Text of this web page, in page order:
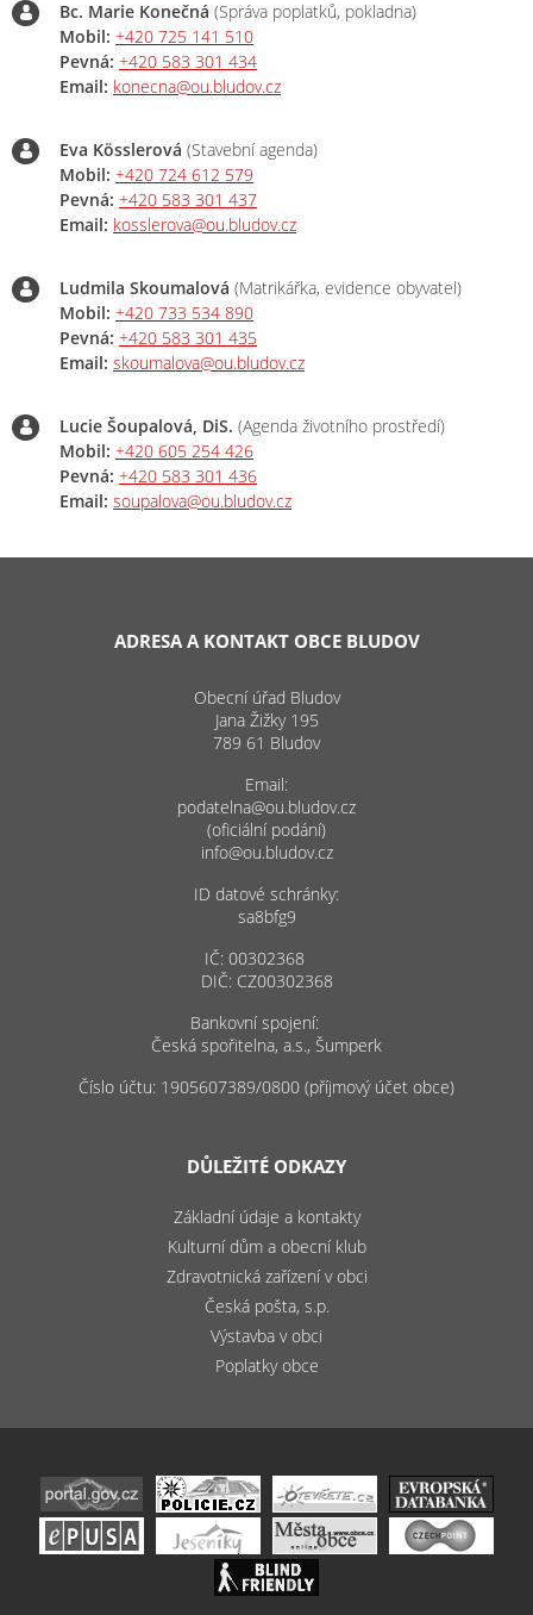
Bc. Marie Konečná (Správa poplatků, pokladna)
Mobil: +420 725 141 510
Pevná: +420 583 301 434
Email: konecna@ou.bludov.cz
Eva Kösslerová (Stavební agenda)
Mobil: +420 724 612 579
Pevná: +420 583 301 437
Email: kosslerova@ou.bludov.cz
Ludmila Skoumalová (Matrikářka, evidence obyvatel)
Mobil: +420 733 534 890
Pevná: +420 583 301 435
Email: skoumalova@ou.bludov.cz
Lucie Šoupalová, DiS. (Agenda životního prostředí)
Mobil: +420 605 254 426
Pevná: +420 583 301 436
Email: soupalova@ou.bludov.cz
ADRESA A KONTAKT OBCE BLUDOV
Obecní úřad Bludov
Jana Žižky 195
789 61 Bludov
Email:
podatelna@ou.bludov.cz
(oficiální podání)
info@ou.bludov.cz
ID datové schránky:
sa8bfg9
IČ: 00302368
DIČ: CZ00302368
Bankovní spojení:
Česká spořitelna, a.s., Šumperk
Číslo účtu: 1905607389/0800 (příjmový účet obce)
DŮLEŽITÉ ODKAZY
Základní údaje a kontakty
Kulturní dům a obecní klub
Zdravotnická zařízení v obci
Česká pošta, s.p.
Výstavba v obci
Poplatky obce